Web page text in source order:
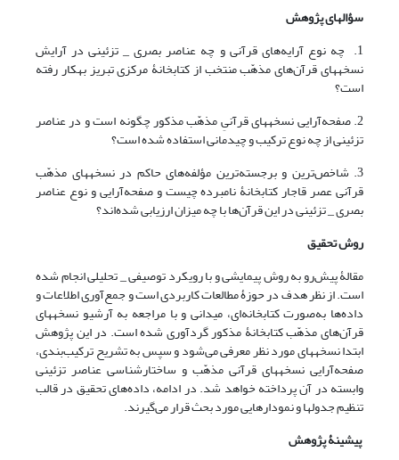
سؤالهای پژوهش
1. چه نوع آرایه‌های قرآنی و چه عناصر بصری _ تزئینی در آرایش
نسخه‎های قرآن‌های مذهّب منتخب از کتابخانۀ‌ مرکزی تبریز به‎کار رفته
است؟
2. صفحه‌آرایی نسخه‎های قرآنیِ مذهّب مذکور چگونه است و در عناصر
تزئینی از چه نوع ترکیب و چیدمانی استفاده شده است؟
3. شاخص‌ترین و برجسته‌ترین مؤلفه‌های حاکم در نسخه‎های مذهّب
قرآنی عصر قاجار کتابخانۀ نام‎برده چیست و صفحه‌آرایی و نوع عناصر
بصری _ تزئینی در این قرآن‌ها با چه میزان ارزیابی شده‌اند؟
روش تحقیق
مقالۀ پیش‌رو به روش پیمایشی و با رویکرد توصیفی _ تحلیلی انجام شده
است. از نظر هدف در حوزۀ مطالعات کاربردی است و جمع‌آوری اطلاعات و
داده‌ها به‌صورت کتابخانه‌ای، میدانی و با مراجعه به آرشیو نسخه‎های
قرآن‌های مذهّب کتابخانۀ مذکور گردآوری شده است. در این پژوهش
ابتدا نسخه‎های مورد نظر معرفی می‌شود و سپس به تشریح ترکیب‌بندی،
صفحه‌آرایی نسخه‎های قرآنی مذهّب و ساختارشناسی عناصر تزئینی
وابسته در آن پرداخته خواهد شد. در ادامه، داده‌های تحقیق در قالب
تنظیم جدول‎ها و نمودارهایی مورد بحث قرار می‌گیرند.
پیشینۀ پژوهش